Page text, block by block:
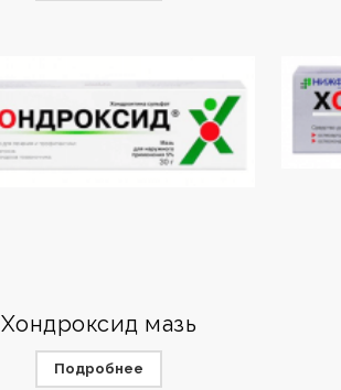
Хондроксид мазь
Подробнее